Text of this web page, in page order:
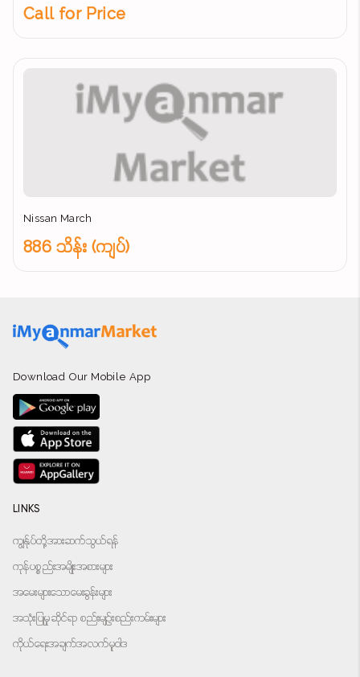
Call for Price
Nissan March
886 သိန်း (ကျပ်)
Download Our Mobile App
LINKS
ကျွန်ုပ်တို့အားဆက်သွယ်ရန်
ကုန်ပစ္စည်းအမျိုးအစားများ
အမေးများသောမေးခွန်းများ
အသုံးပြုမှုဆိုင်ရာ စည်းမျဉ်းစည်းကမ်းများ
ကိုယ်ရေးအချက်အလက်မူဝါဒ